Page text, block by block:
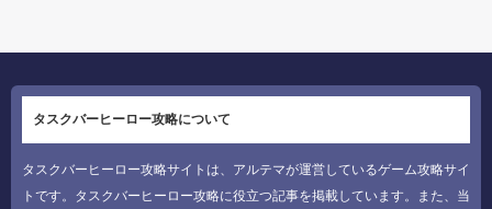
タスクバーヒーロー攻略について
タスクバーヒーロー攻略サイトは、アルテマが運営しているゲーム攻略サイ
トです。タスクバーヒーロー攻略に役立つ記事を掲載しています。また、当